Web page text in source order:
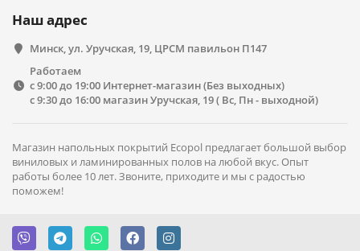
Долговечность использования
Где купить виниловый пол Alta
Step?
Приглашаем приехать к нам в магазин и посмотреть
образцы в живую. Мы подробно расскажем все
Наш адрес
Минск, ул. Уручская, 19, ЦРСМ павильон П147
Работаем
с 9:00 до 19:00 Интернет-магазин (Без выходных)
c 9:30 до 16:00 магазин Уручская, 19 ( Вс, Пн - выходной)
Магазин напольных покрытий Ecopol предлагает большой выбор
виниловых и ламинированных полов на любой вкус. Опыт
работы более 10 лет. Звоните, приходите и мы с радостью
поможем!